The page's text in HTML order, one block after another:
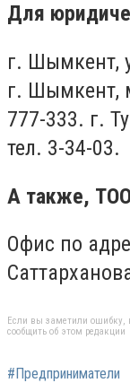
Для
г. Шымкент,
г. Шымкент,
777-333. г.
тел. 3-34-03.
А также, ТОО
Офис по
Если вы заметили ошибку,
сообщить об этом редакции
#Предприниматели